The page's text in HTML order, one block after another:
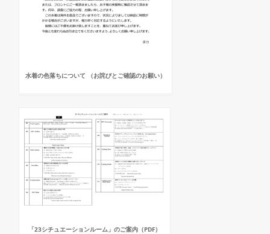
水着の色落ちについて （お詫びとご確認のお願い）
「23シチュエーションルーム」のご案内（PDF）